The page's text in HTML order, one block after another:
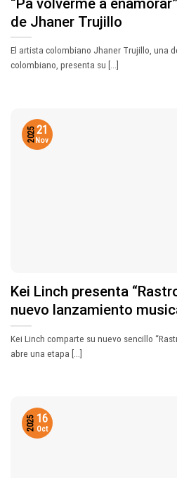
de Jhaner Trujillo
El artista colombiano Jhaner Trujillo, una
colombiano, presenta su [...]
Kei Linch presenta
nuevo lanzamiento
Kei Linch comparte su nuevo sencillo
abre una etapa [...]
21
Nov
2025
16
Oct
2025